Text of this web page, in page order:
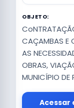
OBJETO:
CAÇAMBAS E
AS
OBRAS,
MUNICÍPIO DE
Acessar